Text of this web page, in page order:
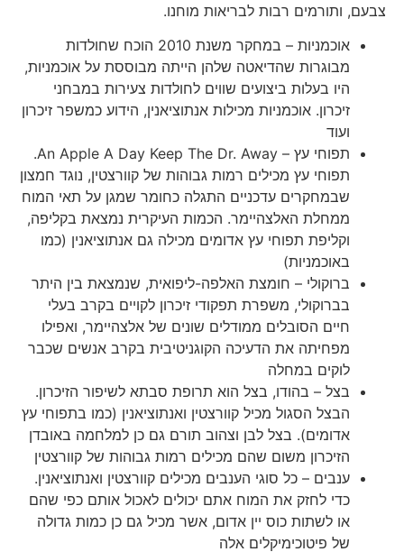
צבעם, ותורמים רבות לבריאות מוחנו.
אוכמניות – במחקר משנת 2010 הוכח שחולדות
מבוגרות שהדיאטה שלהן הייתה מבוססת על אוכמניות,
היו בעלות ביצועים שווים לחולדות צעירות במבחני
זיכרון. אוכמניות מכילות אנתוציאנין, הידוע כמשפר זיכרון
ועוד
תפוחי עץ – An Apple A Day Keep The Dr. Away.
תפוחי עץ מכילים רמות גבוהות של קוורצטין, נוגד חמצון
שבמחקרים עדכניים התגלה כחומר שמגן על תאי המוח
ממחלת האלצהיימר. הכמות העיקרית נמצאת בקליפה,
וקליפת תפוחי עץ אדומים מכילה גם אנתוציאנין (כמו
באוכמניות)
ברוקולי – חומצת האלפה-ליפואית, שנמצאת בין היתר
בברוקולי, משפרת תפקודי זיכרון לקויים בקרב בעלי
חיים הסובלים ממודלים שונים של אלצהיימר, ואפילו
מפחיתה את הדעיכה הקוגניטיבית בקרב אנשים שכבר
לוקים במחלה
בצל – בהודו, בצל הוא תרופת סבתא לשיפור הזיכרון.
הבצל הסגול מכיל קוורצטין ואנתוציאנין (כמו בתפוחי עץ
אדומים). בצל לבן וצהוב תורם גם כן למלחמה באובדן
הזיכרון משום שהם מכילים רמות גבוהות של קוורצטין
ענבים – כל סוגי הענבים מכילים קוורצטין ואנתוציאנין.
כדי לחזק את המוח אתם יכולים לאכול אותם כפי שהם
או לשתות כוס יין אדום, אשר מכיל גם כן כמות גדולה
של פיטוכימיקלים אלה